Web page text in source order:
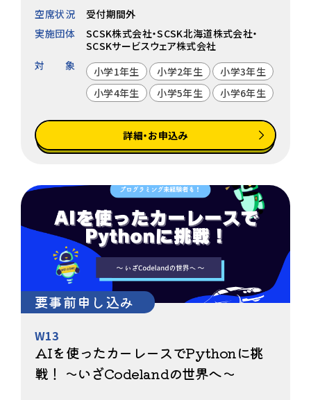
空席状況
受付期間外
実施団体
SCSK株式会社・SCSK北海道株式会社・
SCSKサービスウェア株式会社
対象
小学1年生 小学2年生
小学3年生
小学4年生
小学5年生 小学6年生
詳細・お申込み
要事前申し込み
W13
AIを使ったカーレースでPythonに挑
戦！ 〜いざCodelandの世界へ〜